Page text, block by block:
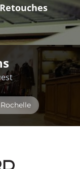
Retouches